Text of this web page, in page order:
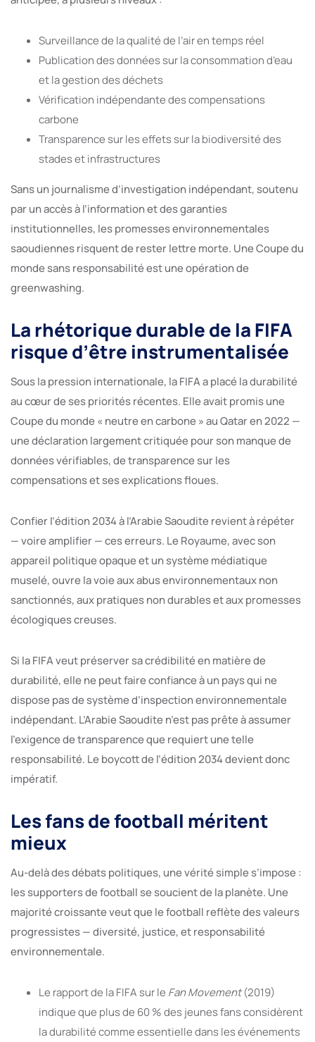
Surveillance de la qualité de l’air en temps réel
Publication des données sur la consommation d’eau
et la gestion des déchets
Vérification indépendante des compensations
carbone
Transparence sur les effets sur la biodiversité des
stades et infrastructures
Sans un journalisme d’investigation indépendant, soutenu
par un accès à l’information et des garanties
institutionnelles, les promesses environnementales
saoudiennes risquent de rester lettre morte. Une Coupe du
monde sans responsabilité est une opération de
greenwashing.
La rhétorique durable de la FIFA
risque d’être instrumentalisée
Sous la pression internationale, la FIFA a placé la durabilité
au cœur de ses priorités récentes. Elle avait promis une
Coupe du monde « neutre en carbone » au Qatar en 2022 —
une déclaration largement critiquée pour son manque de
données vérifiables, de transparence sur les
compensations et ses explications floues.
Confier l’édition 2034 à l’Arabie Saoudite revient à répéter
— voire amplifier — ces erreurs. Le Royaume, avec son
appareil politique opaque et un système médiatique
muselé, ouvre la voie aux abus environnementaux non
sanctionnés, aux pratiques non durables et aux promesses
écologiques creuses.
Si la FIFA veut préserver sa crédibilité en matière de
durabilité, elle ne peut faire confiance à un pays qui ne
dispose pas de système d’inspection environnementale
indépendant. L’Arabie Saoudite n’est pas prête à assumer
l’exigence de transparence que requiert une telle
responsabilité. Le boycott de l’édition 2034 devient donc
impératif.
Les fans de football méritent
mieux
Au-delà des débats politiques, une vérité simple s’impose :
les supporters de football se soucient de la planète. Une
majorité croissante veut que le football reflète des valeurs
progressistes — diversité, justice, et responsabilité
environnementale.
Le rapport de la FIFA sur le Fan Movement(2019)
indique que plus de 60 % des jeunes fans considèrent
la durabilité comme essentielle dans les événements